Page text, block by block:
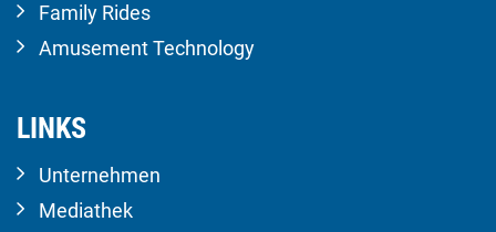
Family Rides
Amusement Technology
LINKS
Unternehmen
Mediathek